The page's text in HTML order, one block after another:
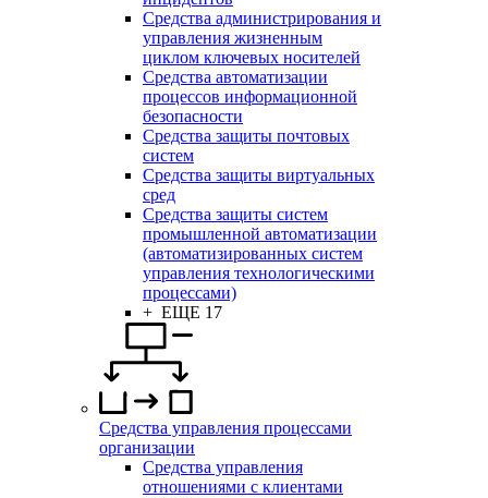
Средства администрирования и
управления жизненным
циклом ключевых носителей
Средства автоматизации
процессов информационной
безопасности
Средства защиты почтовых
систем
Средства защиты виртуальных
сред
Средства защиты систем
промышленной автоматизации
(автоматизированных систем
управления технологическими
процессами)
+ ЕЩЕ 17
Средства управления процессами
организации
Средства управления
отношениями с клиентами